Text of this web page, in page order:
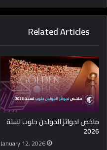
Related Articles
ملخص لجوائز الجولدن جلوب لسنة
2026
January 12, 2026